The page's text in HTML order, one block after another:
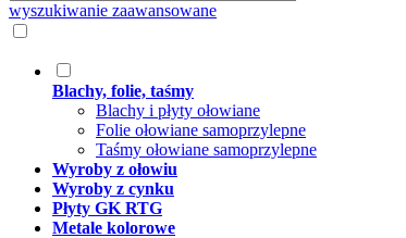
wyszukiwanie zaawansowane
Blachy, folie, taśmy
Blachy i płyty ołowiane
Folie ołowiane samoprzylepne
Taśmy ołowiane samoprzylepne
Wyroby z ołowiu
Wyroby z cynku
Płyty GK RTG
Metale kolorowe